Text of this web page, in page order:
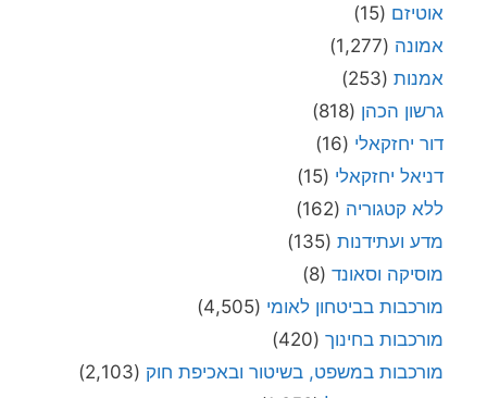
אוטיזם (15)
אמונה (1,277)
אמנות (253)
גרשון הכהן (818)
דור יחזקאלי (16)
דניאל יחזקאלי (15)
ללא קטגוריה (162)
מדע ועתידנות (135)
מוסיקה וסאונד (8)
מורכבות בביטחון לאומי (4,505)
מורכבות בחינוך (420)
מורכבות במשפט, בשיטור ובאכיפת חוק (2,103)